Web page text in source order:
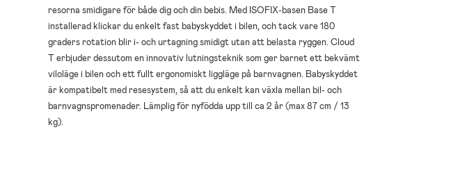
resorna smidigare för både dig och din bebis. Med ISOFIX-basen Base T
installerad klickar du enkelt fast babyskyddet i bilen, och tack vare 180
graders rotation blir i- och urtagning smidigt utan att belasta ryggen. Cloud
T erbjuder dessutom en innovativ lutningsteknik som ger barnet ett bekvämt
viloläge i bilen och ett fullt ergonomiskt liggläge på barnvagnen. Babyskyddet
är kompatibelt med resesystem, så att du enkelt kan växla mellan bil- och
barnvagnspromenader. Lämplig för nyfödda upp till ca 2 år (max 87 cm / 13
kg).